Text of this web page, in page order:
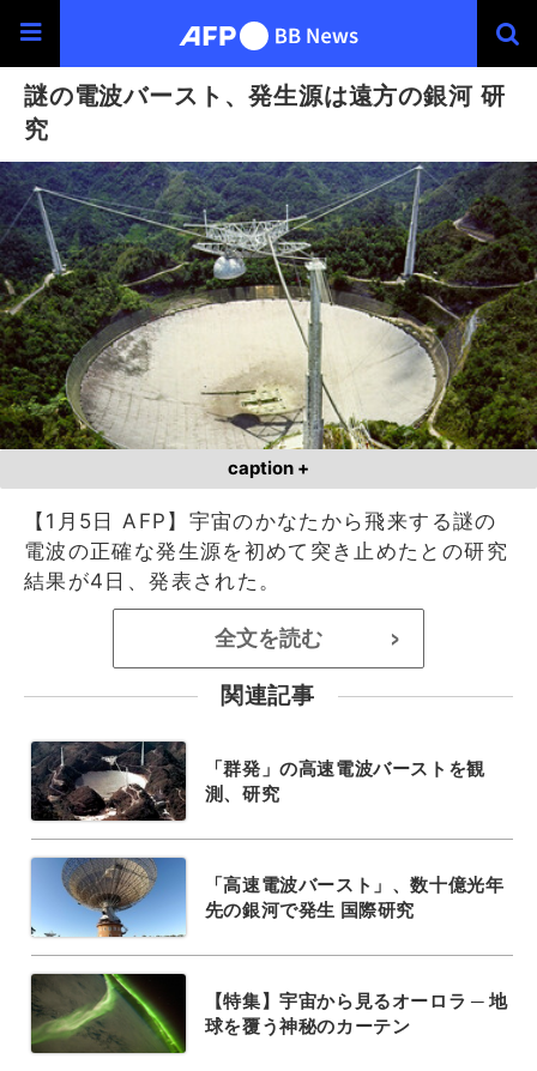
謎の電波バースト、発生源は遠方の銀河 研
究
caption +
【1月5日 AFP】宇宙のかなたから飛来する謎の
電波の正確な発生源を初めて突き止めたとの研究
結果が4日、発表された。
全文を読む >
関連記事
「群発」の高速電波バーストを観
測、研究
「高速電波バースト」、数十億光年
先の銀河で発生 国際研究
【特集】宇宙から見るオーロラ ─ 地
球を覆う神秘のカーテン